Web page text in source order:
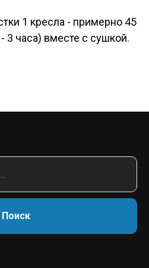
1 кресла - примерно 45
3 часа) вместе с сушкой.
Поиск